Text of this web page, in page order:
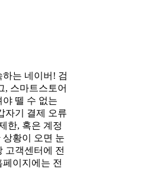
는 네이버! 검
, 스마트스토어
뗄 수 없는
자기 결제 오류
한, 혹은 계정
상황이 오면 눈
고객센터에 전
이지에는 전